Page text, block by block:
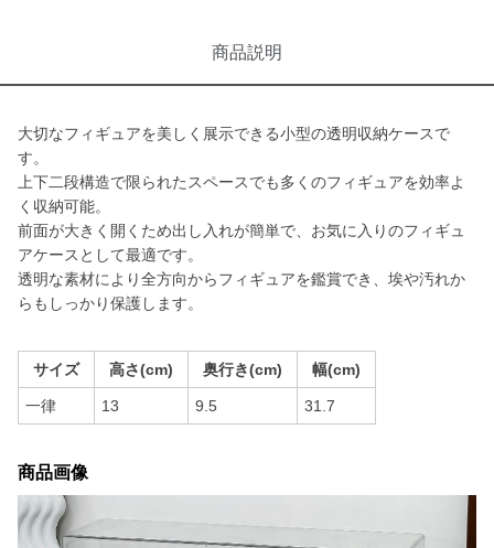
商品説明
大切なフィギュアを美しく展示できる小型の透明収納ケースで
す。
上下二段構造で限られたスペースでも多くのフィギュアを効率よ
く収納可能。
前面が大きく開くため出し入れが簡単で、お気に入りのフィギュ
アケースとして最適です。
透明な素材により全方向からフィギュアを鑑賞でき、埃や汚れか
らもしっかり保護します。
サイズ 高さ(cm) 奥行き(cm) 幅(cm)
一律 13 9.5 31.7
商品画像